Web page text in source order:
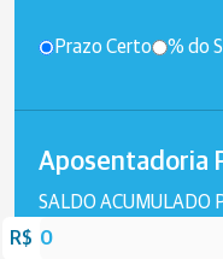
Prazo Certo % do
Aposentadoria
SALDO ACUMULADO
R$